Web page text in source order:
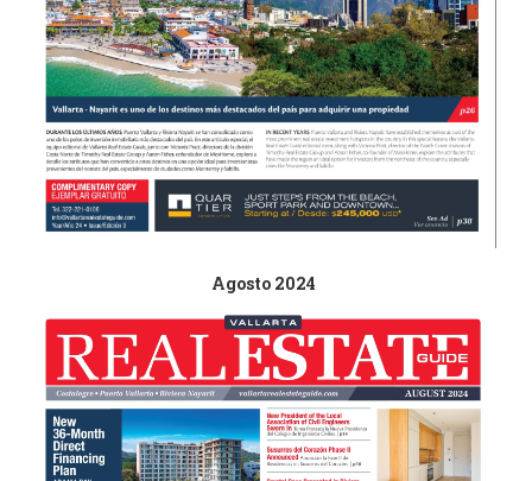
Agosto 2024